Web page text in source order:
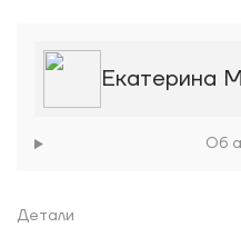
Екатерина
Об
Детали